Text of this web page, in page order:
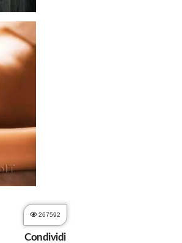
267592
Condividi